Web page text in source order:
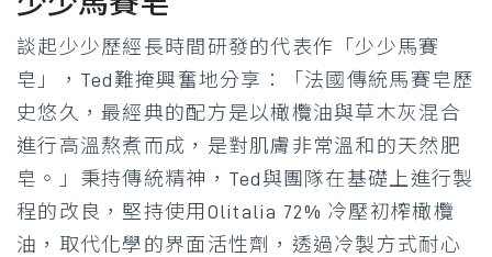
談起少少歷經長時間研發的代表作「少少馬賽
皂」，Ted難掩興奮地分享：「法國傳統馬賽皂歷
史悠久，最經典的配方是以橄欖油與草木灰混合
進行高溫熬煮而成，是對肌膚非常溫和的天然肥
皂。」秉持傳統精神，Ted與團隊在基礎上進行製
程的改良，堅持使用Olitalia 72% 冷壓初榨橄欖
油，取代化學的界面活性劑，透過冷製方式耐心